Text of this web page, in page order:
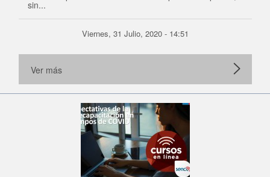
sin...
Viernes, 31 Julio, 2020 - 14:51
Ver más